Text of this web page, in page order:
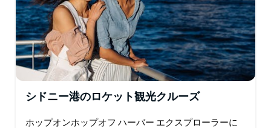
シドニー港のロケット観光クルーズ
ホップオンホップオフ ハーバー エクスプローラーに